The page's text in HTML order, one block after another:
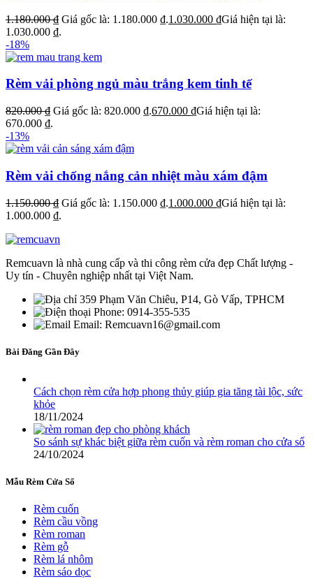
1.180.000₫ Giá gốc là: 1.180.000 ₫.1.030.000 ₫Giá hiện tại là:
1.030.000 ₫.
-18%
Rèm vải phòng ngủ màu trắng kem tinh tế
820.000₫ Giá gốc là: 820.000 ₫.670.000 ₫Giá hiện tại là:
670.000 ₫.
-13%
Rèm vải chống nắng cản nhiệt màu xám đậm
1.150.000₫ Giá gốc là: 1.150.000 ₫.1.000.000 ₫Giá hiện tại là:
1.000.000 ₫.
Remcuavn là nhà cung cấp và thi công rèm cửa đẹp Chất lượng -
Uy tín - Chuyên nghiệp nhất tại Việt Nam.
359 Phạm Văn Chiêu, P14, Gò Vấp, TPHCM
Phone: 0914-355-535
Email: Remcuavn16@gmail.com
Bài Đăng Gần Đây
Cách chọn rèm cửa hợp phong thủy giúp gia tăng tài lộc, sức
khỏe
18/11/2024
So sánh sự khác biệt giữa rèm cuốn và rèm roman cho cửa sổ
24/10/2024
Mẫu Rèm Cửa Sổ
Rèm cuốn
Rèm cầu vồng
Rèm roman
Rèm gỗ
Rèm lá nhôm
Rèm sáo dọc